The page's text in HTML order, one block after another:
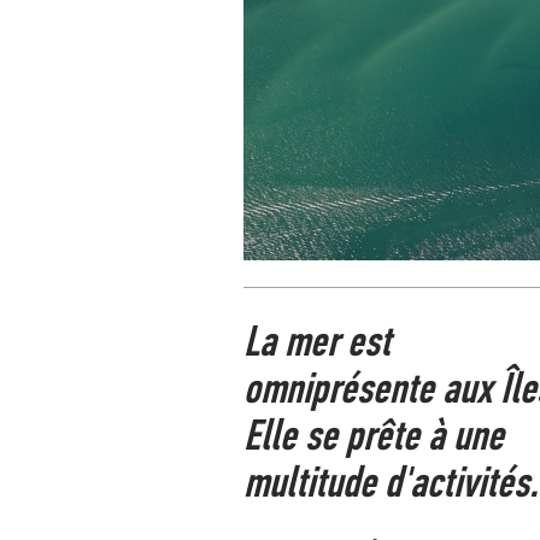
La mer est
omniprésente aux
Elle se prête à une
multitude d'activités.